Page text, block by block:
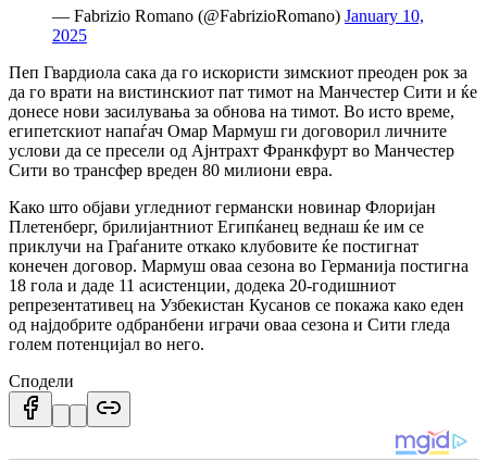
— Fabrizio Romano (@FabrizioRomano) January 10,
2025
Пеп Гвардиола сака да го искористи зимскиот преоден рок за
да го врати на вистинскиот пат тимот на Манчестер Сити и ќе
донесе нови засилувања за обнова на тимот. Во исто време,
египетскиот напаѓач Омар Мармуш ги договорил личните
услови да се пресели од Ајнтрахт Франкфурт во Манчестер
Сити во трансфер вреден 80 милиони евра.
Како што објави угледниот германски новинар Флоријан
Плетенберг, брилијантниот Египќанец веднаш ќе им се
приклучи на Граѓаните откако клубовите ќе постигнат
конечен договор. Мармуш оваа сезона во Германија постигна
18 гола и даде 11 асистенции, додека 20-годишниот
репрезентативец на Узбекистан Кусанов се покажа како еден
од најдобрите одбранбени играчи оваа сезона и Сити гледа
голем потенцијал во него.
Сподели